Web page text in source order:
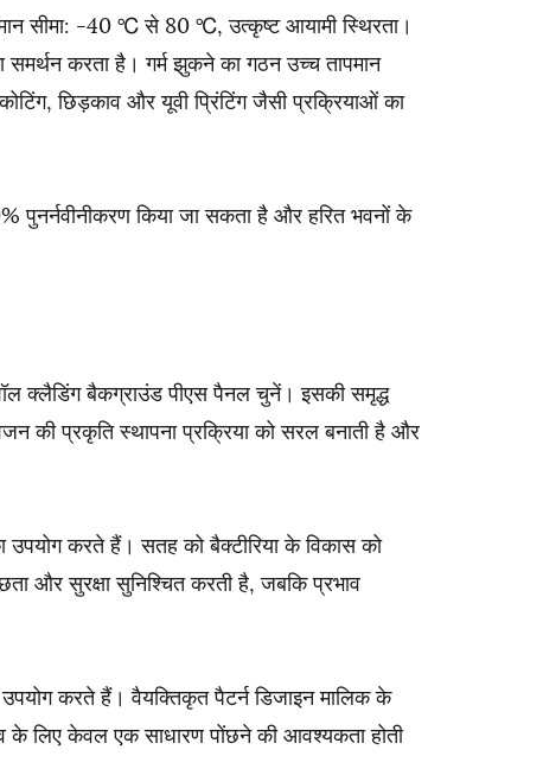
सीमा: -40 ℃ से 80 ℃, उत्कृष्ट आयामी स्थिरता।
समर्थन करता है। गर्म झुकने का गठन उच्च तापमान
छिड़काव और यूवी प्रिंटिंग जैसी प्रक्रियाओं का
पुनर्नवीनीकरण किया जा सकता है और हरित भवनों के
क्लैडिंग बैकग्राउंड पीएस पैनल चुनें। इसकी समृद्ध
की प्रकृति स्थापना प्रक्रिया को सरल बनाती है और
करते हैं। सतह को बैक्टीरिया के विकास को
और सुरक्षा सुनिश्चित करती है, जबकि प्रभाव
करते हैं। वैयक्तिकृत पैटर्न डिजाइन मालिक के
के लिए केवल एक साधारण पोंछने की आवश्यकता होती